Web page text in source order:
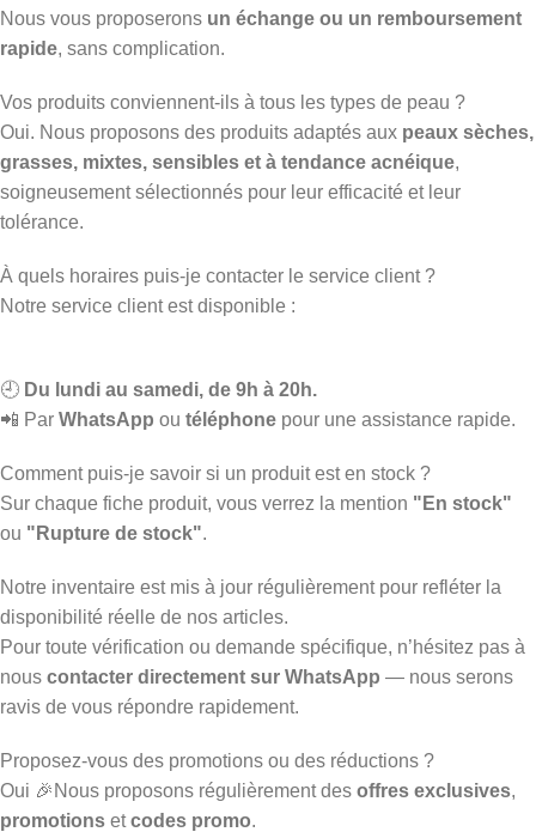
Nous vous proposerons un échange ou un remboursement
rapide, sans complication.
Vos produits conviennent-ils à tous les types de peau ?
Oui. Nous proposons des produits adaptés aux peaux sèches,
grasses, mixtes, sensibles et à tendance acnéique,
soigneusement sélectionnés pour leur efficacité et leur
tolérance.
À quels horaires puis-je contacter le service client ?
Notre service client est disponible :
🕘 Du lundi au samedi, de 9h à 20h.
📲 Par WhatsApp ou téléphone pour une assistance rapide.
Comment puis-je savoir si un produit est en stock ?
Sur chaque fiche produit, vous verrez la mention "En stock"
ou "Rupture de stock".
Notre inventaire est mis à jour régulièrement pour refléter la
disponibilité réelle de nos articles.
Pour toute vérification ou demande spécifique, n’hésitez pas à
nous contacter directement sur WhatsApp — nous serons
ravis de vous répondre rapidement.
Proposez-vous des promotions ou des réductions ?
Oui 🎉Nous proposons régulièrement des offres exclusives,
promotions etcodes promo.